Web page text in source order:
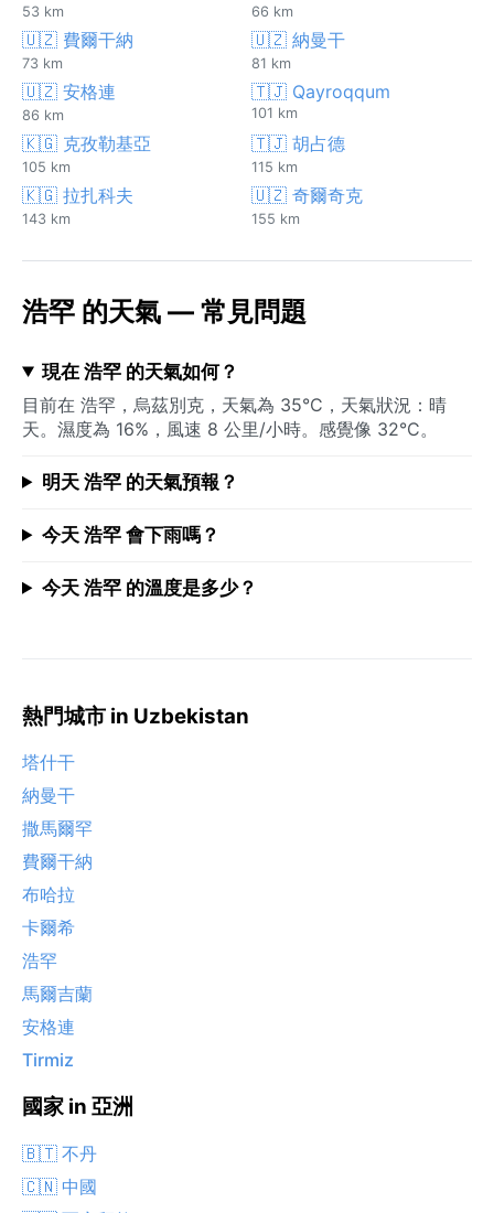
53 km 66 km
🇺🇿 費爾干納
73 km
🇺🇿 納曼干
81 km
🇺🇿 安格連
86 km
🇹🇯 Qayroqqum
101 km
🇰🇬 克孜勒基亞
105 km
🇹🇯 胡占德
115 km
🇰🇬 拉扎科夫
143 km
🇺🇿 奇爾奇克
155 km
浩罕 的天氣 — 常見問題
現在 浩罕 的天氣如何？
目前在 浩罕，烏茲別克，天氣為 35°C，天氣狀況：晴
天。濕度為 16%，風速 8 公里/小時。感覺像 32°C。
明天 浩罕 的天氣預報？
今天 浩罕 會下雨嗎？
今天 浩罕 的溫度是多少？
熱門城市 in Uzbekistan
塔什干
納曼干
撒馬爾罕
費爾干納
布哈拉
卡爾希
浩罕
馬爾吉蘭
安格連
Tirmiz
國家 in 亞洲
🇧🇹 不丹
🇨🇳 中國